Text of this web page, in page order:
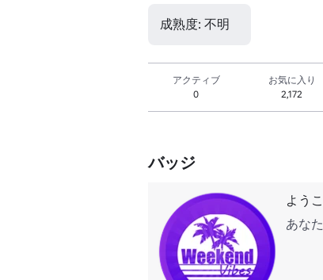
成熟度: 不明
アクティブ
0
お気に入り
2,172
バッジ
よう
あな